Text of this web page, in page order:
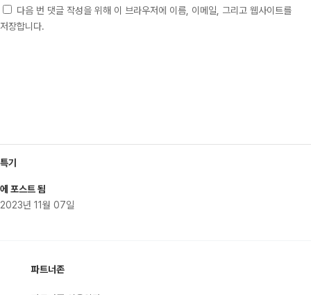
다음 번 댓글 작성을 위해 이 브라우저에 이름, 이메일, 그리고 웹사이트를
저장합니다.
특기
에 포스트 됨
2023년 11월 07일
파트너존